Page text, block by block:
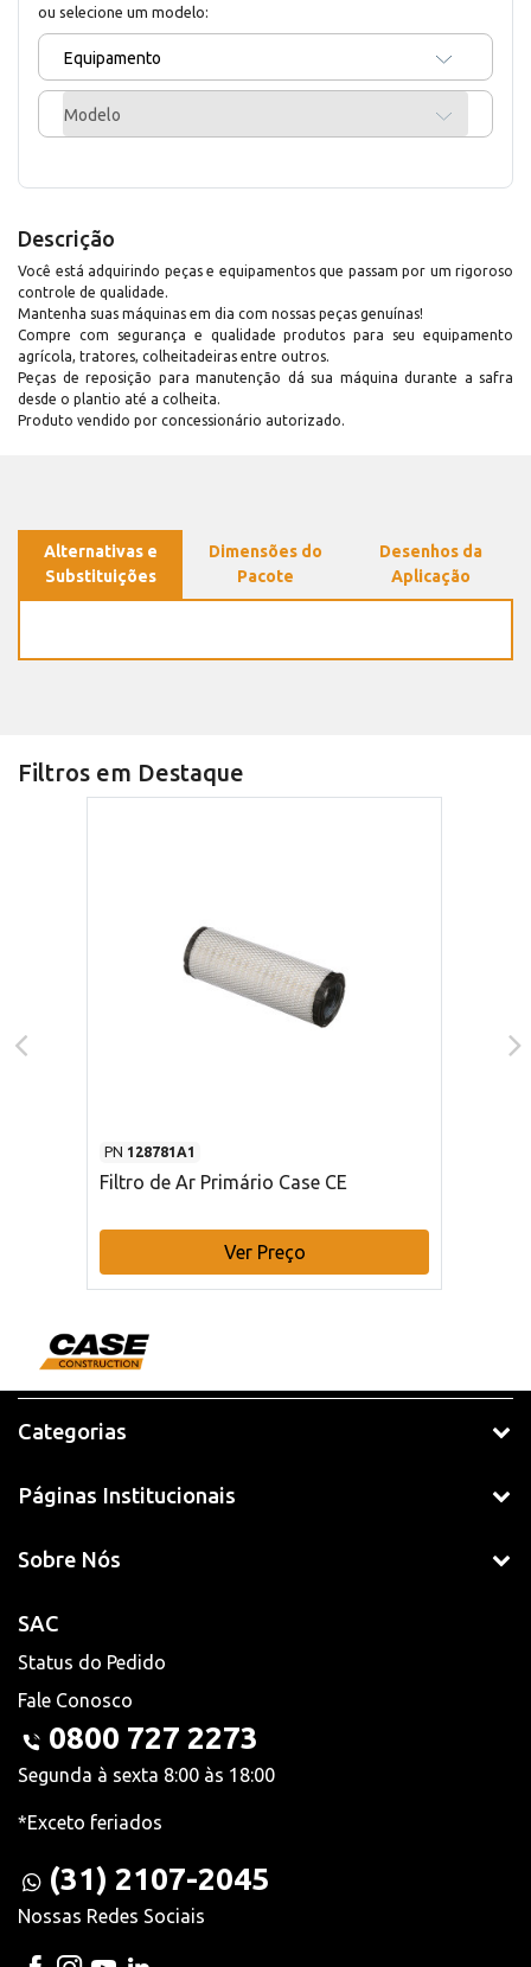
ou selecione um modelo:
Equipamento
Modelo
Descrição
Você está adquirindo peças e equipamentos que passam por um rigoroso
controle de qualidade.
Mantenha suas máquinas em dia com nossas peças genuínas!
Compre com segurança e qualidade produtos para seu equipamento
agrícola, tratores, colheitadeiras entre outros.
Peças de reposição para manutenção dá sua máquina durante a safra
desde o plantio até a colheita.
Produto vendido por concessionário autorizado.
Alternativas e
Substituições
Dimensões do
Pacote
Desenhos da
Aplicação
Filtros em Destaque
PN 128781A1
Filtro de Ar Primário Case CE
Ver Preço
Categorias
Páginas Institucionais
Sobre Nós
SAC
Status do Pedido
Fale Conosco
0800 727 2273
Segunda à sexta 8:00 às 18:00
*Exceto feriados
(31) 2107-2045
Nossas Redes Sociais